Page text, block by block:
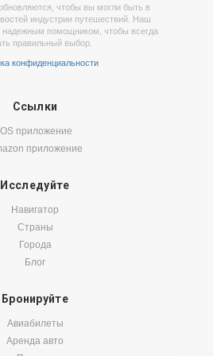
чтобы вы могли быть в
индустрии путешествий. Наш
надежным помощником, чтобы всегда
правильный выбор.
конфиденциальности
Ссылки
IOS приложение
приложение
Исследуйте
Навигатор
Страны
Города
Блог
Бронируйте
Авиабилеты
Аренда авто